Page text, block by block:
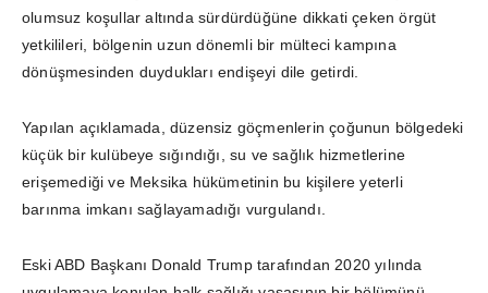
olumsuz koşullar altında sürdürdüğüne dikkati çeken örgüt
yetkilileri, bölgenin uzun dönemli bir mülteci kampına
dönüşmesinden duydukları endişeyi dile getirdi.
Yapılan açıklamada, düzensiz göçmenlerin çoğunun bölgedeki
küçük bir kulübeye sığındığı, su ve sağlık hizmetlerine
erişemediği ve Meksika hükümetinin bu kişilere yeterli
barınma imkanı sağlayamadığı vurgulandı.
Eski ABD Başkanı Donald Trump tarafından 2020 yılında